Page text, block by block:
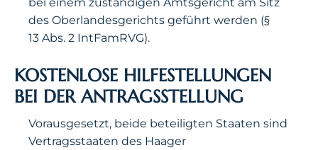
des Oberlandesgerichts geführt werden (§
13 Abs. 2 IntFamRVG).
KOSTENLOSE HILFESTELLUNGEN
BEI DER ANTRAGSSTELLUNG
Vorausgesetzt, beide beteiligten Staaten sind
Vertragsstaaten des Haager